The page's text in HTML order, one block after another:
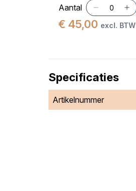
Aantal
€ 45,00 excl. BTW
Specificaties
Artikelnummer